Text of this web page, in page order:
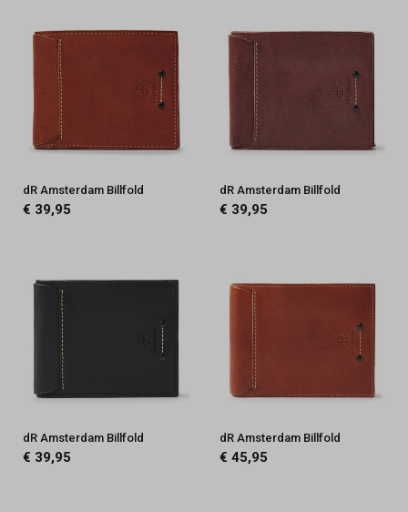
dR Amsterdam Billfold
€ 39,95
dR Amsterdam Billfold
€ 39,95
dR Amsterdam Billfold
€ 39,95
dR Amsterdam Billfold
€ 45,95